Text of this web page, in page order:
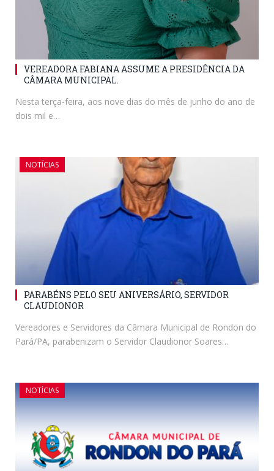
VEREADORA FABIANA ASSUME A PRESIDÊNCIA DA
CÂMARA MUNICIPAL.
Nesta terça-feira, aos nove dias do mês de junho do ano de
dois mil e…
NOTÍCIAS
PARABÉNS PELO SEU ANIVERSÁRIO, SERVIDOR
CLAUDIONOR
Vereadores e Servidores da Câmara Municipal de Rondon do
Pará/PA, parabenizam o Servidor Claudionor Soares…
NOTÍCIAS